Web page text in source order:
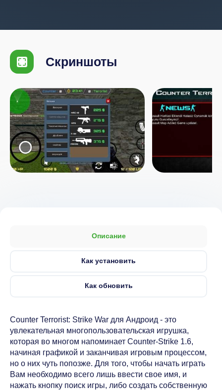
Скриншоты
Описание
Как установить
Как обновить
Counter Terrorist: Strike War для Андроид - это
увлекательная многопользовательская игрушка,
которая во многом напоминает Counter-Strike 1.6,
начиная графикой и заканчивая игровым процессом,
но о них чуть попозже. Для того, чтобы начать играть
Вам необходимо всего лишь ввести свое имя, и
нажать кнопку поиск игры, либо создать собственную